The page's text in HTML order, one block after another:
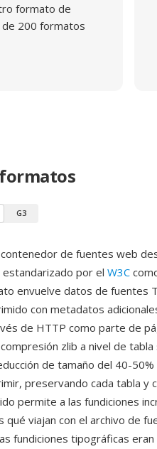
formato de
de 200 formatos
G3
de fuentes web
estandarizado por el W3C
envuelve datos de fuentes
con metadatos
de HTTP como parte de
zlib a nivel de
de tamaño del 40-50%
preservando cada tabla y
permite a las fundiciones
viajan con el archivo de
fundiciones tipográficas eran